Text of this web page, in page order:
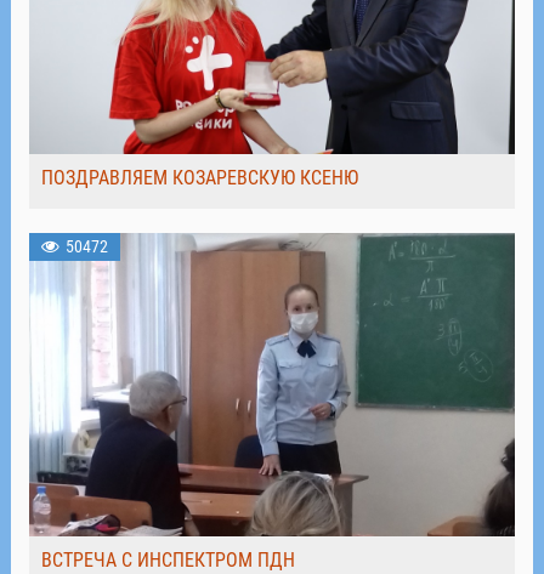
ПОЗДРАВЛЯЕМ КОЗАРЕВСКУЮ КСЕНЮ
50472
ВСТРЕЧА С ИНСПЕКТРОМ ПДН